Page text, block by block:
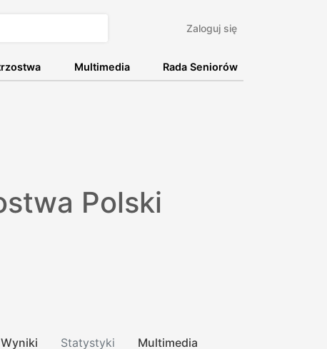
Zaloguj się
Multimedia Rada Seniorów
Polski
Wyniki Statystyki Multimedia